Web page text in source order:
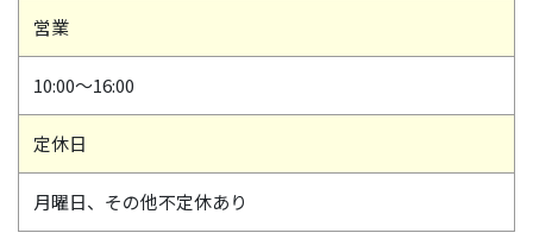
営業
10:00～16:00
定休日
月曜日、その他不定休あり